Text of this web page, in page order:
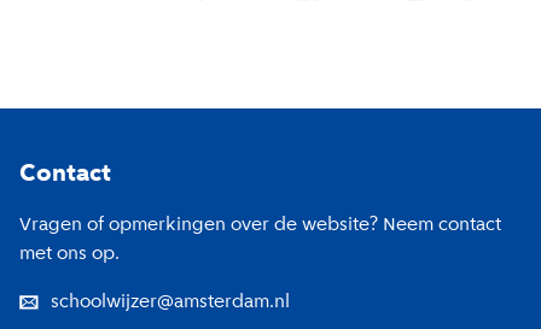
Contact
Vragen of opmerkingen over de website? Neem contact
met ons op.
schoolwijzer@amsterdam.nl